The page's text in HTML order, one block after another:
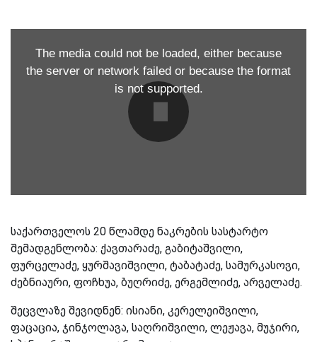
The media could not be loaded, either because
the server or network failed or because the format
is not supported.
საქართველოს 20 წლამდე ნაკრების სასტარტო
შემადგენლობა: ქავთარაძე, გაბიტაშვილი,
ფურცელაძე, ყურშავიშვილი, ტაბატაძე, სამურკასოვი,
ძებნიაური, ფოჩხუა, ბუღრიძე, ერგემლიძე, არველაძე.
შეცვლაზე შევიდნენ: ისიანი, კერელეიშვილი,
ფაცაცია, ჯინჯოლავა, საღრიშვილი, ლეჟავა, მუჯირი,